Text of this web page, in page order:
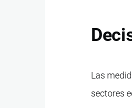
Las
sectores